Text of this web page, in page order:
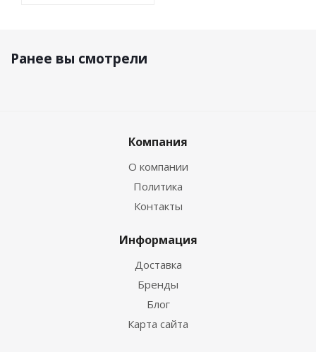
Ранее вы смотрели
Компания
О компании
Политика
Контакты
Информация
Доставка
Бренды
Блог
Карта сайта